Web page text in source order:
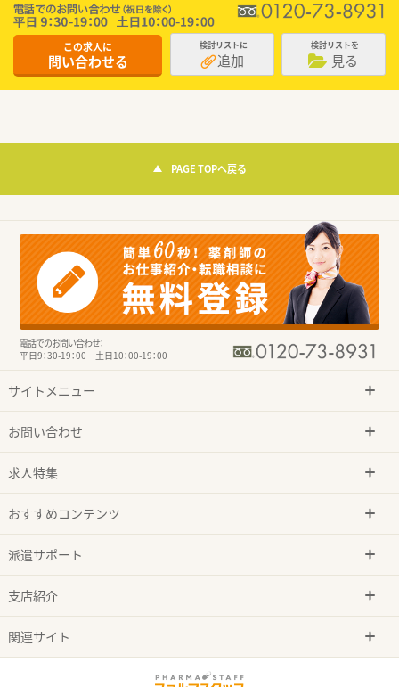
この求人に
問い合わせる
検討リストに
追加
検討リストを
見る
PAGE TOPへ戻る
電話でのお問い合わせ：
平日9：30-19：00 土日10：00-19：00
サイトメニュー
お問い合わせ
求人特集
おすすめコンテンツ
派遣サポート
支店紹介
関連サイト